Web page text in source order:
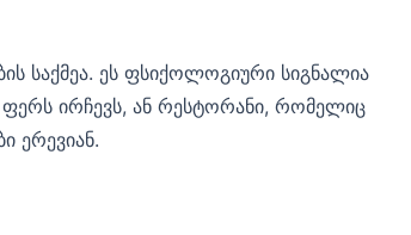
საქმეა. ეს ფსიქოლოგიური სიგნალია
ირჩევს, ან რესტორანი, რომელიც
ერევიან.